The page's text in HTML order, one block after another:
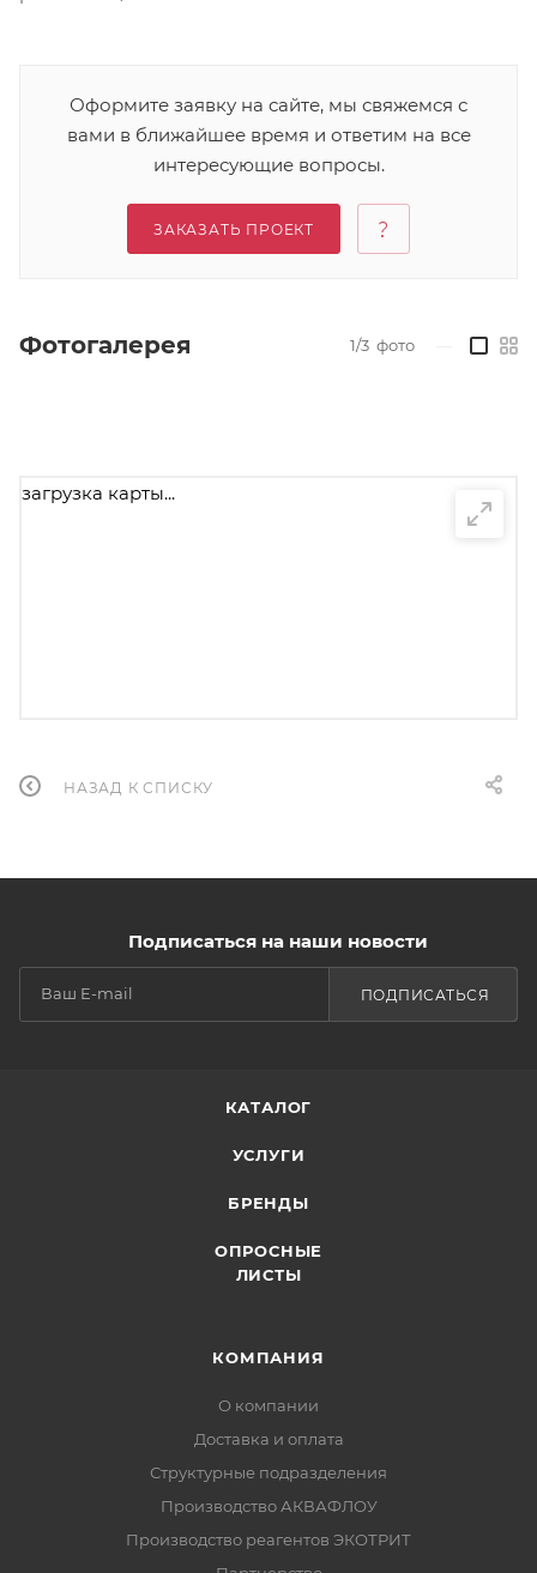
Оформите заявку на сайте, мы свяжемся с
вами в ближайшее время и ответим на все
интересующие вопросы.
ЗАКАЗАТЬ ПРОЕКТ
Фотогалерея 1/3 фото
загрузка карты...
НАЗАД К СПИСКУ
Подписаться на наши новости
ПОДПИСАТЬСЯ
КАТАЛОГ
УСЛУГИ
БРЕНДЫ
ОПРОСНЫЕ
ЛИСТЫ
КОМПАНИЯ
О компании
Доставка и оплата
Структурные подразделения
Производство АКВАФЛОУ
Производство реагентов ЭКОТРИТ